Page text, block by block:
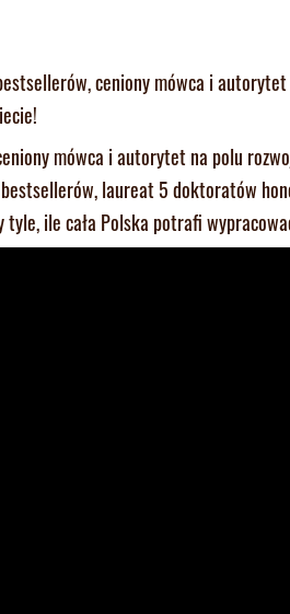
ceniony mówca i
mówca i autorytet na polu
laureat 5 doktoratów
ile cała Polska potrafi